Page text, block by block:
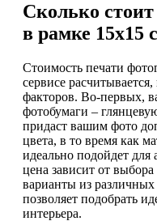
Сколько
в рамке 15х15
Стоимость печати
сервисе
факторов. Во-первых,
фотобумаги –
придаст вашим фото
цвета, в то время как
идеально подойдет
цена зависит от
варианты из
позволяет подобрать
интерьера.